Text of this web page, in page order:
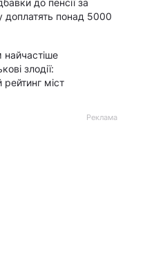
до пенсії за
понад 5000
злодії:
міст
Реклама